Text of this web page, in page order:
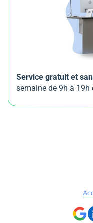
Service gratuit et
semaine de 9h à 19h